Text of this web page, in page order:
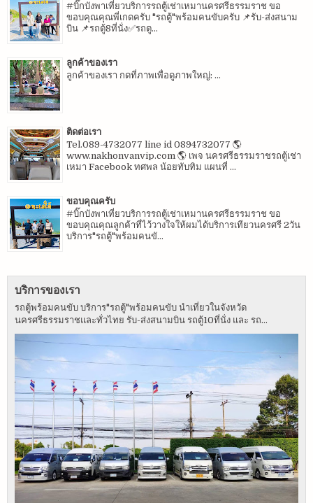
#บิ๊กบังพาเที่ยวบริการรถตู้เช่าเหมานครศรีธรรมราช ขอ
ขอบคุณคุณพี่เกดครับ "รถตู้"พร้อมคนขับครับ 📌รับ-ส่งสนาม
บิน 📌รถตู้8ที่นั่ง✅รถตู...
ลูกค้าของเรา
ลูกค้าของเรา กดที่ภาพเพื่อดูภาพใหญ่: ...
ติดต่อเรา
Tel.089-4732077 line id 0894732077 🌎
www.nakhonvanvip.com 🌎 เพจ นครศรีธรรมราชรถตู้เช่า
เหมา Facebook ทศพล น้อยทับทิม แผนที่ ...
ขอบคุณครับ
#บิ๊กบังพาเที่ยวบริการรถตู้เช่าเหมานครศรีธรรมราช ขอ
ขอบคุณคุณลูกค้าที่ไว้วางใจให้ผมได้บริการเทียวนครศรี 2วัน
บริการ"รถตู้"พร้อมคนขั...
บริการของเรา
รถตู้พร้อมคนขับ บริการ"รถตู้"พร้อมคนขับ นำเที่ยวในจังหวัด
นครศรีธรรมราชและทั่วไทย รับ-ส่งสนามบิน รถตู้10ที่นั่ง และ รถ...